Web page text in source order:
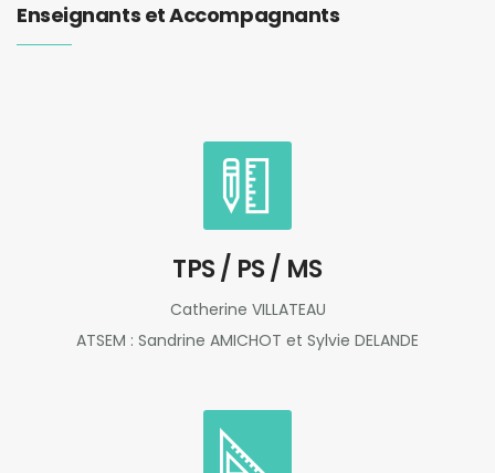
Enseignants et Accompagnants
TPS / PS / MS
Catherine VILLATEAU
ATSEM : Sandrine AMICHOT et Sylvie DELANDE